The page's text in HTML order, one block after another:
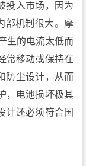
投入市场，因为
部机制很大。摩
生的电流太低而
常移动或保持在
防尘设计，从而
，电池损坏极其
计还必须符合国